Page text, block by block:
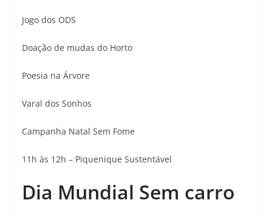
Jogo dos ODS
Doação de mudas do Horto
Poesia na Árvore
Varal dos Sonhos
Campanha Natal Sem Fome
11h às 12h – Piquenique Sustentável
Dia Mundial Sem carro